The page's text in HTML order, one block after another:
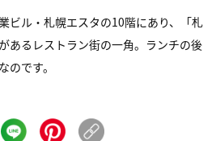
ビル・札幌エスタの10階にあり、「札
あるレストラン街の一角。ランチの後
のです。